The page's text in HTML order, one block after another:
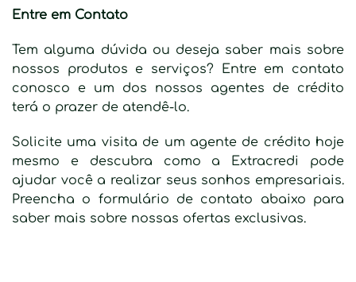
Entre em Contato
Tem alguma dúvida ou deseja saber mais sobre
nossos produtos e serviços? Entre em contato
conosco e um dos nossos agentes de crédito
terá o prazer de atendê-lo.
Solicite uma visita de um agente de crédito hoje
mesmo e descubra como a Extracredi pode
ajudar você a realizar seus sonhos empresariais.
Preencha o formulário de contato abaixo para
saber mais sobre nossas ofertas exclusivas.